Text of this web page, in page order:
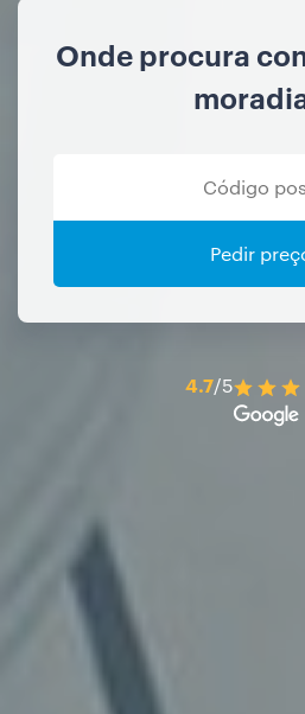
Onde procura
Pedir
4.7/5